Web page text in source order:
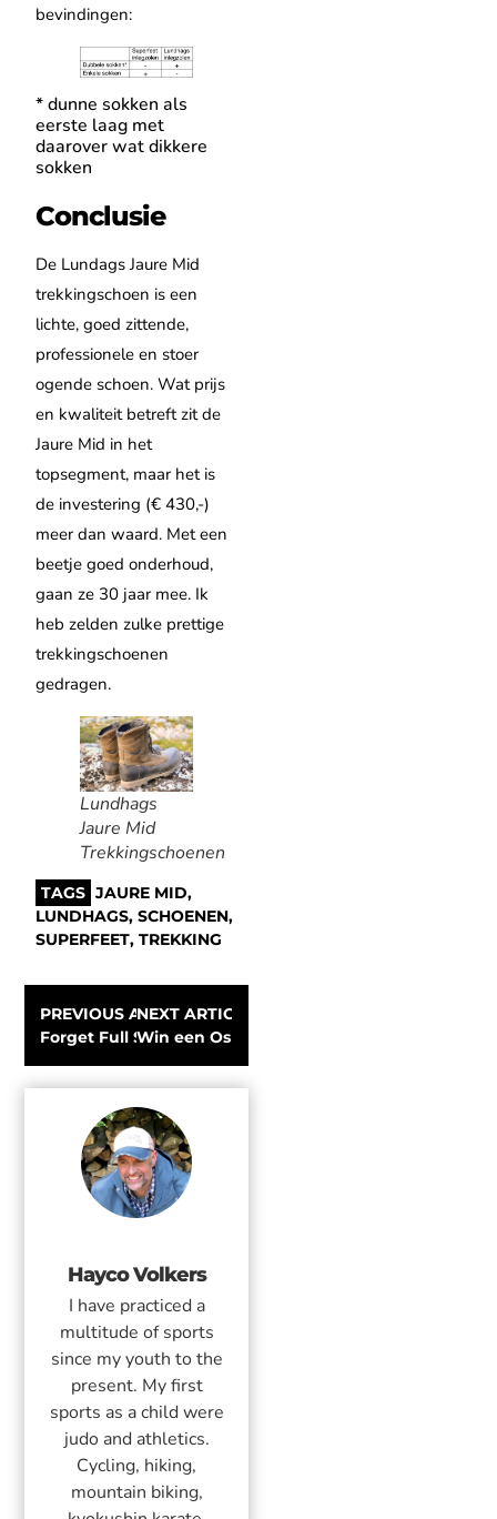
bevindingen:
* dunne sokken als
eerste laag met
daarover wat dikkere
sokken
Conclusie
De Lundags Jaure Mid
trekkingschoen is een
lichte, goed zittende,
professionele en stoer
ogende schoen. Wat prijs
en kwaliteit betreft zit de
Jaure Mid in het
topsegment, maar het is
de investering (€ 430,-)
meer dan waard. Met een
beetje goed onderhoud,
gaan ze 30 jaar mee. Ik
heb zelden zulke prettige
trekkingschoenen
gedragen.
Lundhags
Jaure Mid
Trekkingschoenen
TAGS JAURE MID,
LUNDHAGS,SCHOENEN,
SUPERFEET,TREKKING
PREVIOUS ARTICLE
Forget Full Suspension: Integrated Suspension is the
NEXT ARTICLE
Win een Osprey Atmos AG of Aura AG
Hayco Volkers
I have practiced a
multitude of sports
since my youth to the
present. My first
sports as a child were
judo and athletics.
Cycling, hiking,
mountain biking,